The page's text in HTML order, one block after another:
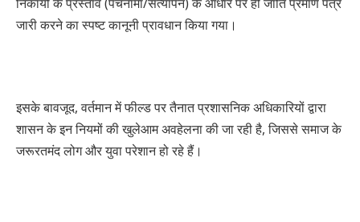
जारी करने का स्पष्ट कानूनी प्रावधान किया गया।
इसके बावजूद, वर्तमान में फील्ड पर तैनात प्रशासनिक अधिकारियों द्वारा
शासन के इन नियमों की खुलेआम अवहेलना की जा रही है, जिससे समाज के
जरूरतमंद लोग और युवा परेशान हो रहे हैं।